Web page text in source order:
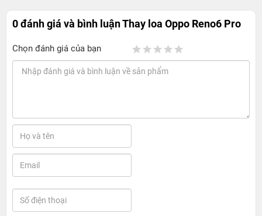
0 đánh giá và bình luậnThay loa Oppo Reno6 Pro
Chọn đánh giá của bạn